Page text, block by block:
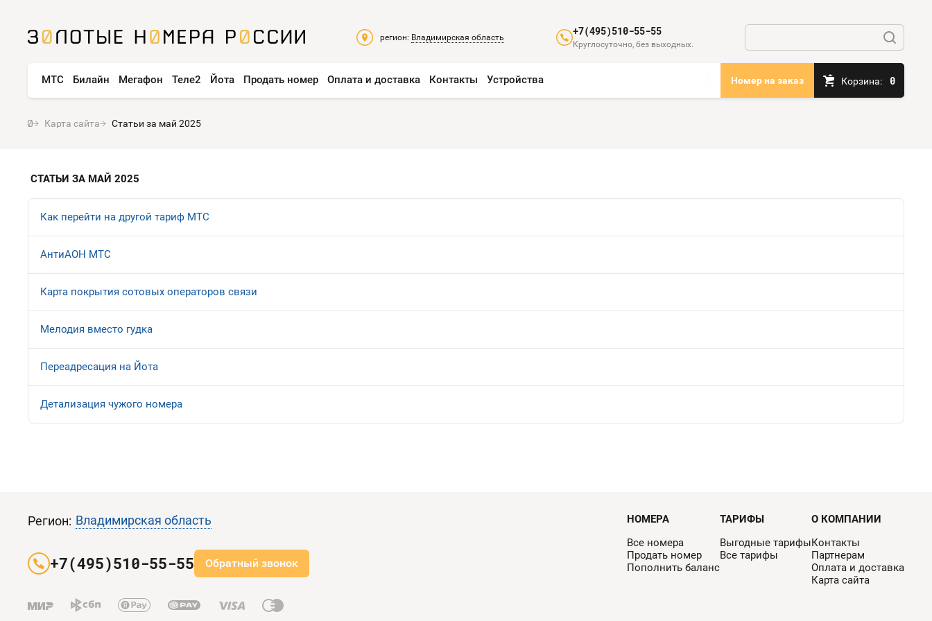
регион: Владимирская область +7(495)510-55-55
Круглосуточно, без выходных.
МТС Билайн Мегафон Теле2 Йота Продать номер Оплата и доставка Контакты Устройства Номер на заказ Корзина: 0
Карта сайта Статьи за май 2025
СТАТЬИ ЗА МАЙ 2025
Как перейти на другой тариф МТС
АнтиАОН МТС
Карта покрытия сотовых операторов связи
Мелодия вместо гудка
Переадресация на Йота
Детализация чужого номера
НОМЕРА
Все номера
Продать номер
Пополнить баланс
ТАРИФЫ
Выгодные тарифы
Все тарифы
О КОМПАНИИ
Контакты
Партнерам
Оплата и доставка
Карта сайта
Регион: Владимирская область
+7(495)510-55-55 Обратный звонок